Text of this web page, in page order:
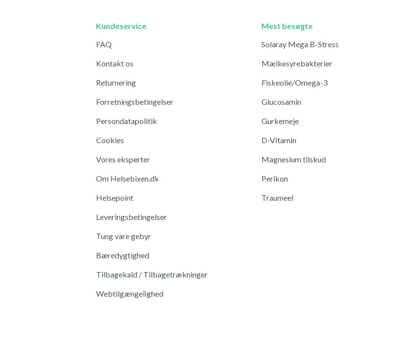
Kundeservice
FAQ
Kontakt os
Returnering
Forretningsbetingelser
Persondatapolitik
Cookies
Vores eksperter
Om Helsebixen.dk
Helsepoint
Leveringsbetingelser
Tung vare gebyr
Bæredygtighed
Tilbagekald / Tilbagetrækninger
Webtilgængelighed
Mest besøgte
Solaray Mega B-Stress
Mælkesyrebakterier
Fiskeolie/Omega-3
Glucosamin
Gurkemeje
D-Vitamin
Magnesium tilskud
Perikon
Traumeel